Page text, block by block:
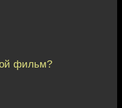
фильм?